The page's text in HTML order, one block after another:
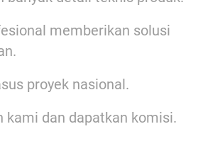
memberikan solusi
proyek nasional.
kami dan dapatkan komisi.